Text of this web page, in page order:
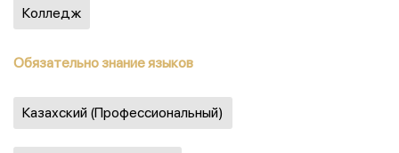
Колледж
Обязательно знание языков
Казахский (Профессиональный)